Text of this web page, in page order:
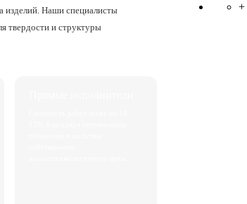
изделий. Наши специалисты
твердости и структуры
+